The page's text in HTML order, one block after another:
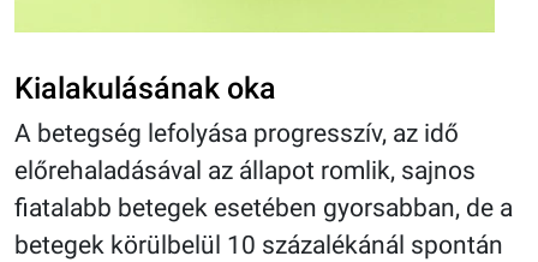
Kialakulásának oka
A betegség lefolyása progresszív, az idő
előrehaladásával az állapot romlik, sajnos
fiatalabb betegek esetében gyorsabban, de a
betegek körülbelül 10 százalékánál spontán